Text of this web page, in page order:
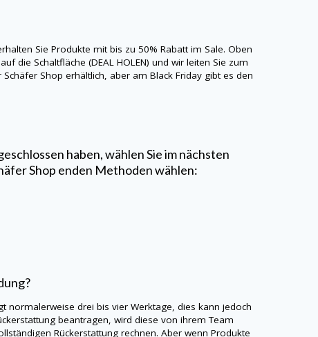
Sie Produkte mit bis zu 50% Rabatt im Sale. Oben
die Schaltfläche (DEAL HOLEN) und wir leiten Sie zum
Schäfer Shoperhältlich, aber am Black Friday gibt es den
haben, wählen Sie im nächsten
Shop enden Methoden wählen:
normalerweise drei bis vier Werktage, dies kann jedoch
beantragen, wird diese von ihrem Team
Rückerstattung rechnen. Aber wenn Produkte